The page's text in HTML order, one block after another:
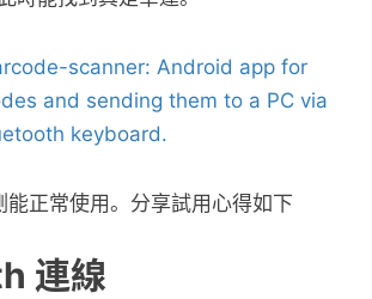
scanner: Android app for
and sending them to a PC via
keyboard.
能正常使用。分享試用心得如下
連線